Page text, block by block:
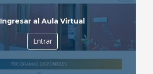
Ingresar al Aula Virtual
Entrar